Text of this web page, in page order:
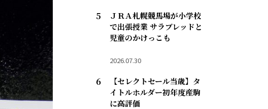
ＪＲＡ札幌競馬場が小学校
で出張授業 サラブレッドと
児童のかけっこも
2026.07.30
【セレクトセール当歳】タ
イトルホルダー初年度産駒
に高評価